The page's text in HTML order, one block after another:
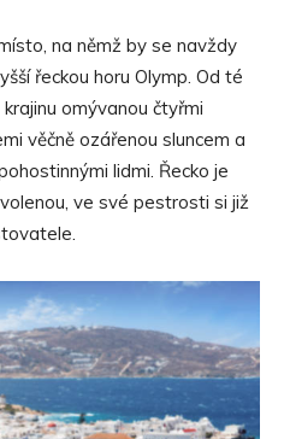
na němž by se navždy
řeckou horu Olymp. Od té
omývanou čtyřmi
věčně ozářenou sluncem a
lidmi. Řecko je
ve své pestrosti si již